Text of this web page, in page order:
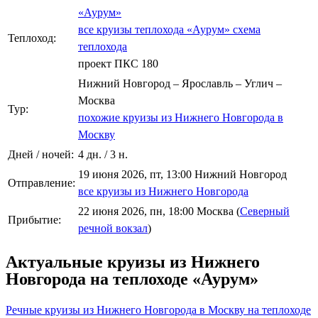
Теплоход:
«Аурум»
все круизы теплохода «Аурум» схема
теплохода
проект ПКС 180
Тур:
Нижний Новгород – Ярославль – Углич –
Москва
похожие круизы из Нижнего Новгорода в
Москву
Дней / ночей: 4 дн. / 3 н.
Отправление:
19 июня 2026, пт, 13:00 Нижний Новгород
все круизы из Нижнего Новгорода
Прибытие:
22 июня 2026, пн, 18:00 Москва (Северный
речной вокзал)
Актуальные круизы из Нижнего
Новгорода на теплоходе «Аурум»
Речные круизы из Нижнего Новгорода в Москву на теплоходе